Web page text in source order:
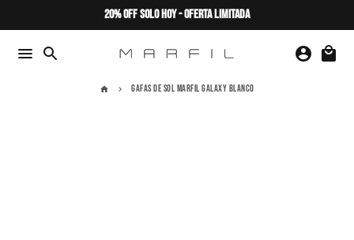
directamente
20% OFF SOLO HOY - OFERTA LIMITADA
menu search account_circle local_mall
home keyboard_arrow_right GAFAS DE SOL MARFIL GALAXY BLANCO